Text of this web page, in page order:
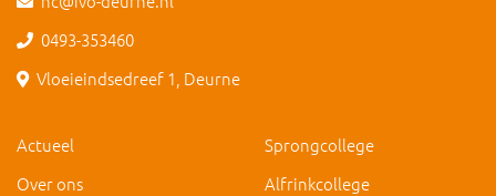
0493-353460
Vloeieindsedreef 1, Deurne
Actueel
Over ons
Sprongcollege
Alfrinkcollege